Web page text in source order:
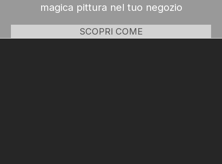
magica pittura nel tuo negozio
SCOPRI COME